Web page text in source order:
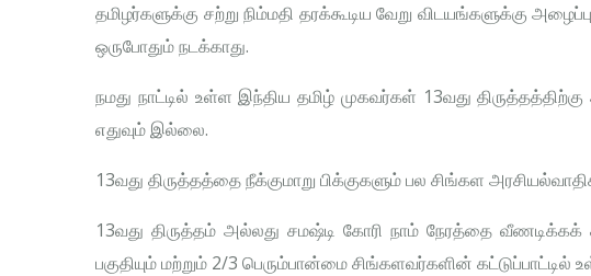
தமிழர்களுக்கு சற்று நிம்மதி தரக்கூடிய வேறு விடயங்களுக்கு
ஒருபோதும் நடக்காது.
நமது நாட்டில் உள்ள இந்திய தமிழ் முகவர்கள் 13வது திருத்தத்திற்கு
எதுவும் இல்லை.
13வது திருத்தத்தை நீக்குமாறு பிக்குகளும் பல சிங்கள
13வது திருத்தம் அல்லது சமஷ்டி கோரி நாம் நேரத்தை
பகுதியும் மற்றும் 2/3 பெரும்பான்மை சிங்களவர்களின் கட்டுப்பாட்டில்